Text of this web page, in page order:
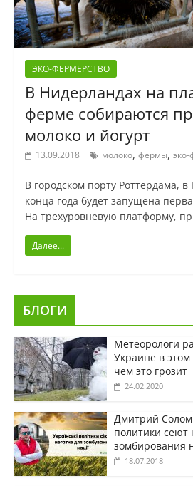
ЭКО-ФЕРМЕРСТВО
В Нидерландах на
ферме собираются
молоко и йогурт
13.09.2018 молоко, фермы,
В городском порту Роттердама,
конца года будет запущена
На трехуровневую платформу,
Далее...
БЛОГИ
Метеорологи
Украине в этом
чем это грозит
24.02.2020
Дмитрий
политики сеют
зомбирования
18.07.2018